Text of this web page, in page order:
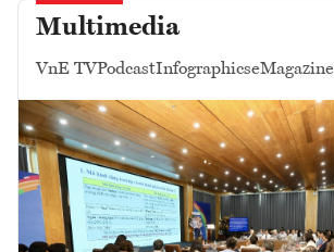
Multimedia
VnE TVPodcastInfographicseMagazine